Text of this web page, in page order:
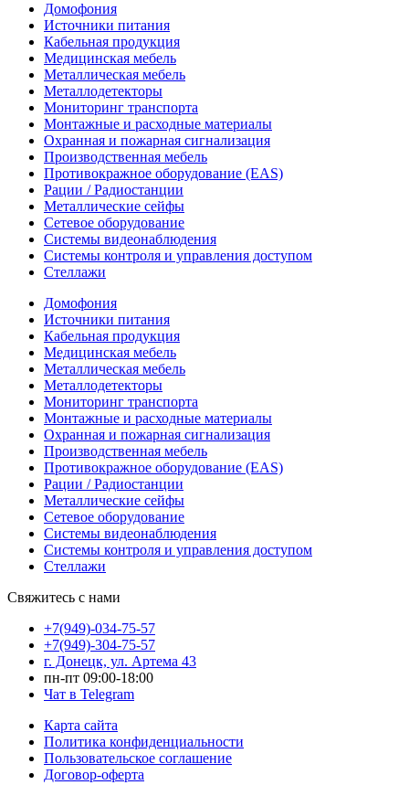
Домофония
Источники питания
Кабельная продукция
Медицинская мебель
Металлическая мебель
Металлодетекторы
Мониторинг транспорта
Монтажные и расходные материалы
Охранная и пожарная сигнализация
Производственная мебель
Противокражное оборудование (EAS)
Рации / Радиостанции
Металлические сейфы
Сетевое оборудование
Системы видеонаблюдения
Системы контроля и управления доступом
Стеллажи
Домофония
Источники питания
Кабельная продукция
Медицинская мебель
Металлическая мебель
Металлодетекторы
Мониторинг транспорта
Монтажные и расходные материалы
Охранная и пожарная сигнализация
Производственная мебель
Противокражное оборудование (EAS)
Рации / Радиостанции
Металлические сейфы
Сетевое оборудование
Системы видеонаблюдения
Системы контроля и управления доступом
Стеллажи
Свяжитесь с нами
+7(949)-034-75-57
+7(949)-304-75-57
г. Донецк, ул. Артема 43
пн-пт 09:00-18:00
Чат в Telegram
Карта сайта
Политика конфиденциальности
Пользовательское соглашение
Договор-оферта